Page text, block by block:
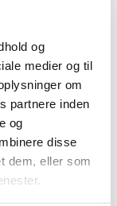
og
medier og til
om
partnere inden
og
disse
dem, eller som